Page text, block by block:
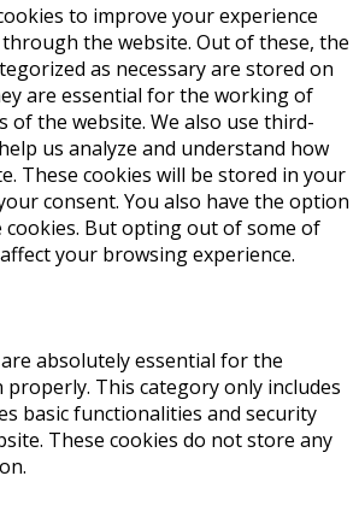
to improve your experience
the website. Out of these, the
as necessary are stored on
are essential for the working of
of the website. We also use third-
us analyze and understand how
These cookies will be stored in your
consent. You also have the option
But opting out of some of
your browsing experience.
absolutely essential for the
This category only includes
basic functionalities and security
These cookies do not store any